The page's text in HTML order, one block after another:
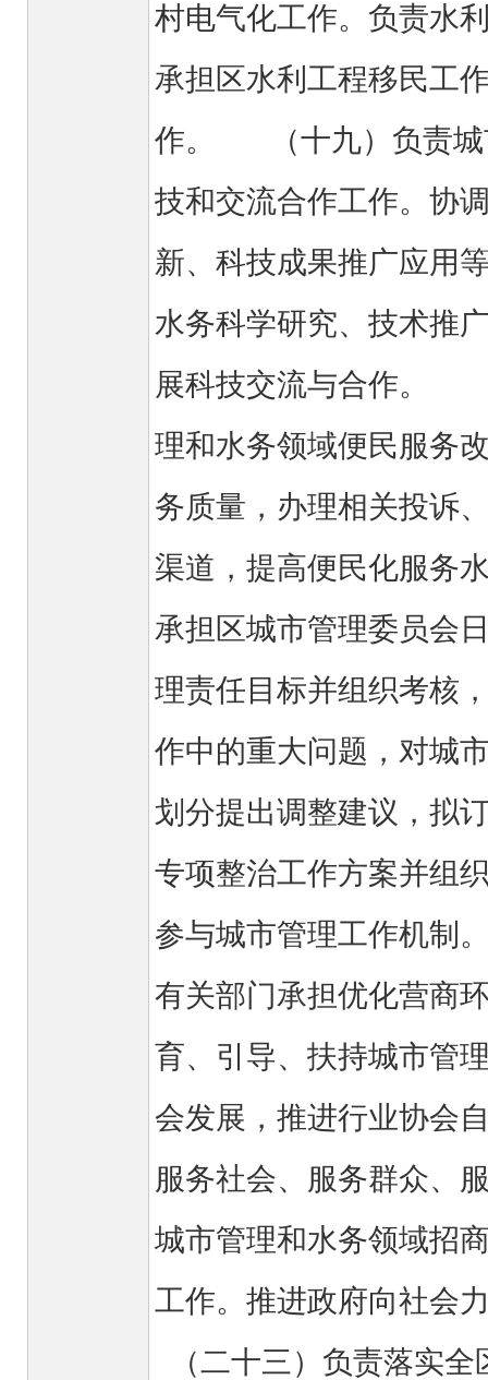
村电气化工作。负责水
承担区水利工程移民工
作。 （十九）负责城
技和交流合作工作。协
新、科技成果推广应用
水务科学研究、技术推
展科技交流与合作。
理和水务领域便民服务
务质量，办理相关投诉
渠道，提高便民化服
承担区城市管理委员会
理责任目标并组织考核
作中的重大问题，对城
划分提出调整建议，拟
专项整治工作方案并组
参与城市管理工作机
有关部门承担优化营商
育、引导、扶持城市管
会发展，推进行业协会
服务社会、服务群众、
城市管理和水务领域招
工作。推进政府向社
（二十三）负责落实